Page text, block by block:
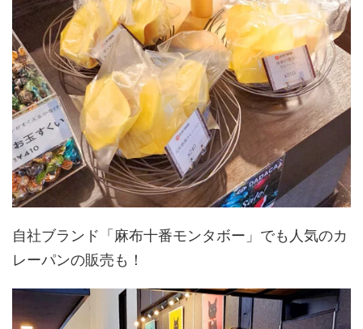
自社ブランド「麻布十番モンタボー」でも人気のカ
レーパンの販売も！